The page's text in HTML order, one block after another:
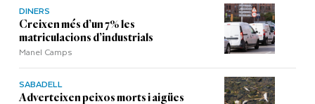
DINERS
Creixen més d’un 7% les
matriculacions d’industrials
Manel Camps
SABADELL
Adverteixen peixos morts i aigües